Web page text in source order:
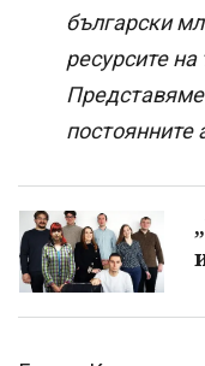
български
ресурсите
постоянните